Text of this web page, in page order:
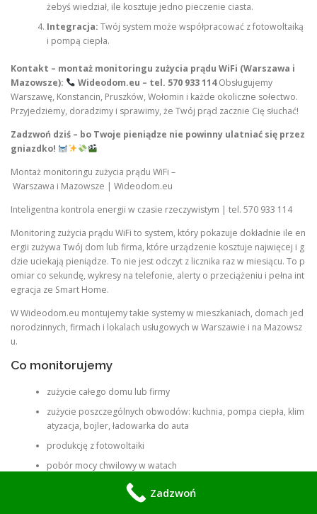
żebyś wiedział, ile kosztuje jedno pieczenie ciasta.
Integracja: Twój system może współpracować z fotowoltaiką
i pompą ciepła.
Kontakt – montaż monitoringu zużycia prądu WiFi (Warszawa i
Mazowsze):
Wideodom.eu – tel. 570 933 114Obsługujemy
Warszawę, Konstancin, Pruszków, Wołomin i każde okoliczne sołectwo.
Przyjedziemy, doradzimy i sprawimy, że Twój prąd zacznie Cię słuchać!
Zadzwoń dziś – bo Twoje pieniądze nie powinny ulatniać się przez
gniazdko!
Montaż monitoringu zużycia prądu WiFi –
Warszawa i Mazowsze | Wideodom.eu
Inteligentna kontrola energii w czasie rzeczywistym | tel. 570 933 114
Monitoring zużycia prądu WiFi to system, który pokazuje dokładnie ile en
ergii zużywa Twój dom lub firma, które urządzenie kosztuje najwięcej i g
dzie uciekają pieniądze. To nie jest odczyt z licznika raz w miesiącu. To p
omiar co sekundę, wykresy na telefonie, alerty o przeciążeniu i pełna int
egracja ze Smart Home.
W Wideodom.eu montujemy takie systemy w mieszkaniach, domach jed
norodzinnych, firmach i lokalach usługowych w Warszawie i na Mazowsz
u.
Co monitorujemy
zużycie całego domu lub firmy
zużycie poszczególnych obwodów: kuchnia, pompa ciepła, klim
atyzacja, bojler, ładowarka do auta
produkcję z fotowoltaiki
pobór mocy chwilowy w watach
energię dzienną, tygodniową, miesięczną w kWh
koszt w złotówkach według taryfy G11, G12, G12w
Zadzwoń